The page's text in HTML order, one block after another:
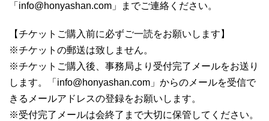
「info@honyashan.com」までご連絡ください。
【チケットご購入前に必ずご一読をお願いします】
※チケットの郵送は致しません。
※チケットご購入後、事務局より受付完了メールをお送り
します。「info@honyashan.com」からのメールを受信で
きるメールアドレスの登録をお願いします。
※受付完了メールは会終了まで大切に保管してください。